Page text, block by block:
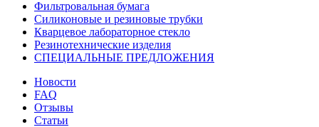
Фильтровальная бумага
Силиконовые и резиновые трубки
Кварцевое лабораторное стекло
Резинотехнические изделия
СПЕЦИАЛЬНЫЕ ПРЕДЛОЖЕНИЯ
Новости
FAQ
Отзывы
Статьи